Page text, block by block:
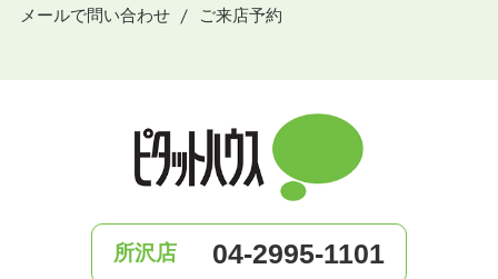
メールで問い合わせ
ご来店予約
所沢店 04-2995-1101